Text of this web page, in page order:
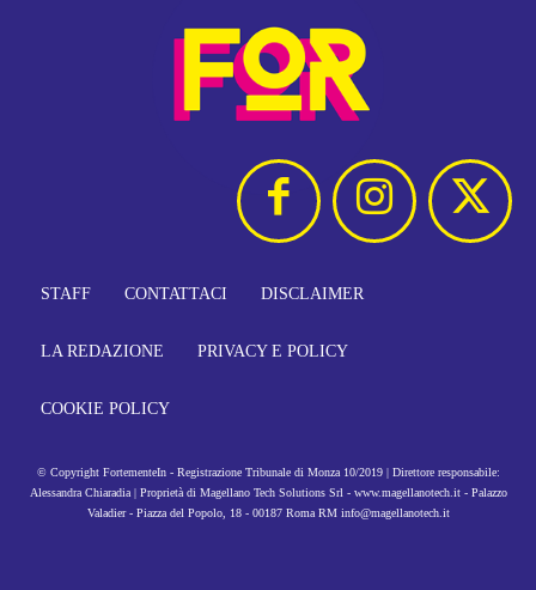
STAFF CONTATTACI DISCLAIMER
LA REDAZIONE PRIVACY E POLICY
COOKIE POLICY
© Copyright FortementeIn - Registrazione Tribunale di Monza 10/2019 | Direttore responsabile:
Alessandra Chiaradia | Proprietà di Magellano Tech Solutions Srl - www.magellanotech.it - Palazzo
Valadier - Piazza del Popolo, 18 - 00187 Roma RM info@magellanotech.it